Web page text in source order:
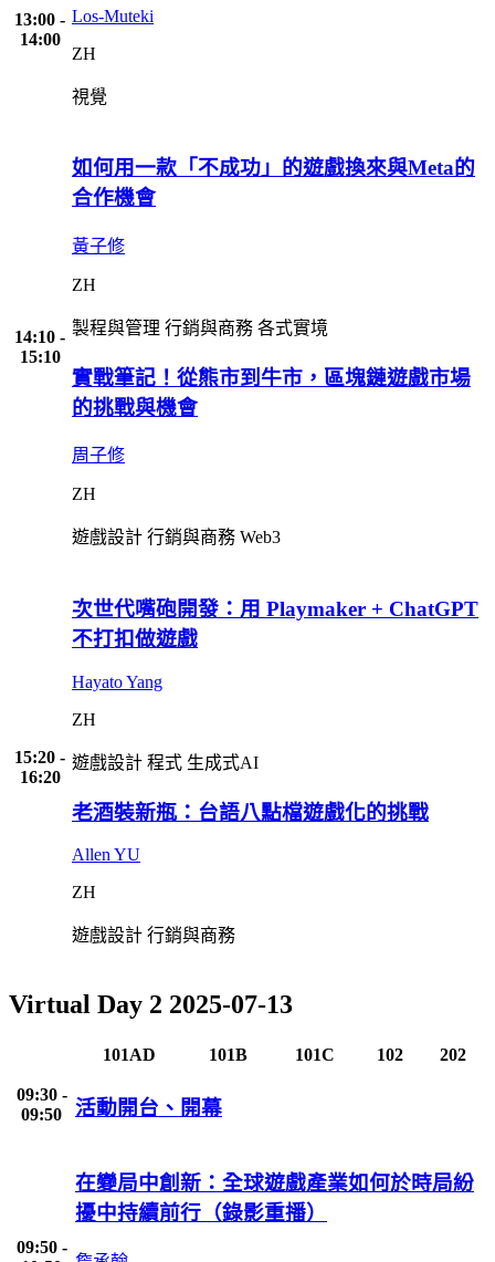
13:00 -
14:00
Los-Muteki
ZH
視覺
14:10 -
15:10
如何用一款「不成功」的遊戲換來與Meta的
合作機會
黃子修
ZH
製程與管理 行銷與商務 各式實境
實戰筆記！從熊市到牛市，區塊鏈遊戲市場
的挑戰與機會
周子修
ZH
遊戲設計 行銷與商務 Web3
15:20 -
16:20
次世代嘴砲開發：用 Playmaker + ChatGPT
不打扣做遊戲
Hayato Yang
ZH
遊戲設計 程式 生成式AI
老酒裝新瓶：台語八點檔遊戲化的挑戰
Allen YU
ZH
遊戲設計 行銷與商務
Virtual Day 2 2025-07-13
101AD 101B 101C 102 202
09:30 -
09:50
活動開台、開幕
09:50 -
在變局中創新：全球遊戲產業如何於時局紛
擾中持續前行（錄影重播）